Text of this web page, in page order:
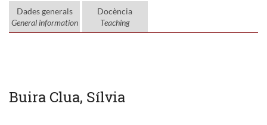
Dades generals
General information
Docència
Teaching
Buira Clua, Sílvia